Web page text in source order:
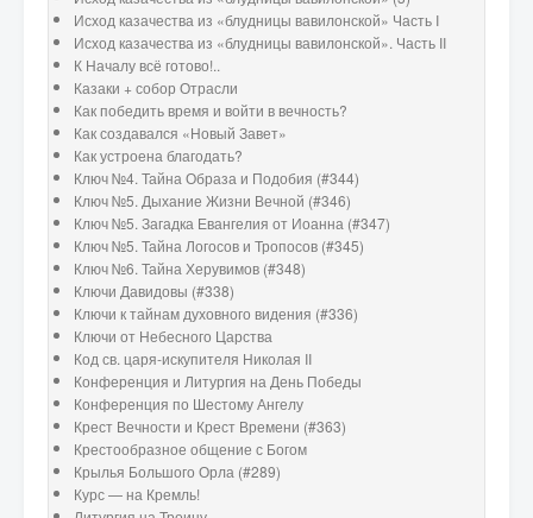
Исход казачества из «блудницы вавилонской» Часть I
Исход казачества из «блудницы вавилонской». Часть II
К Началу всё готово!..
Казаки + собор Отрасли
Как победить время и войти в вечность?
Как создавался «Новый Завет»
Как устроена благодать?
Ключ №4. Тайна Образа и Подобия (#344)
Ключ №5. Дыхание Жизни Вечной (#346)
Ключ №5. Загадка Евангелия от Иоанна (#347)
Ключ №5. Тайна Логосов и Тропосов (#345)
Ключ №6. Тайна Херувимов (#348)
Ключи Давидовы (#338)
Ключи к тайнам духовного видения (#336)
Ключи от Небесного Царства
Код св. царя-искупителя Николая II
Конференция и Литургия на День Победы
Конференция по Шестому Ангелу
Крест Вечности и Крест Времени (#363)
Крестообразное общение с Богом
Крылья Большого Орла (#289)
Курс — на Кремль!